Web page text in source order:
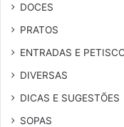
DOCES
PRATOS
ENTRADAS E
DIVERSAS
DICAS E SUGESTÕES
SOPAS